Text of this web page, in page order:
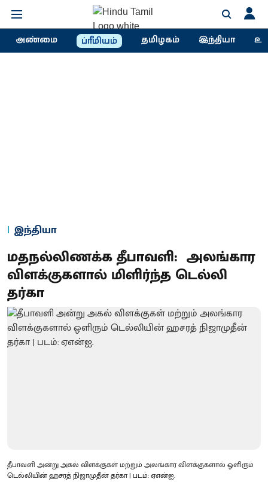
அண்மை ப்ரீமியம் தமிழகம் இந்தியா
இந்தியா
மதநல்லிணக்க தீபாவளி: அலங்கார
விளக்குகளால் மிளிர்ந்த டெல்லி
தர்கா
தீபாவளி அன்று அகல் விளக்குகள் மற்றும் அலங்கார விளக்குகளால் ஒளிரும்
டெல்லியின் ஹசரத் நிஜாமுதீன் தர்கா | படம்: ஏஎன்ஐ.